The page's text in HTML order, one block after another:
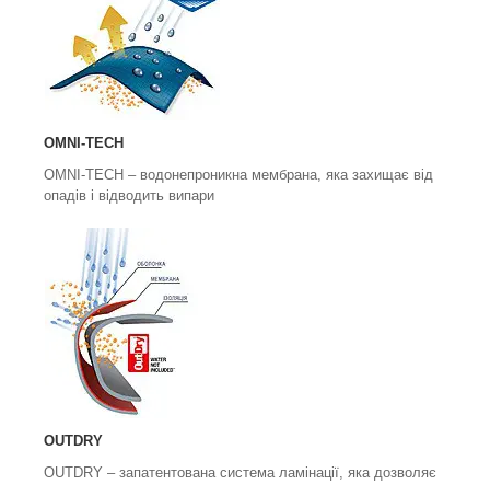
OMNI-TECH
OMNI-TECH – водонепроникна мембрана, яка захищає від
опадів і відводить випари
OUTDRY
OUTDRY – запатентована система ламінації, яка дозволяє